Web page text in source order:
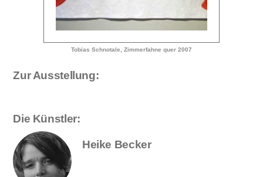
Tobias Schnotale, Zimmerfahne quer 2007
Zur Ausstellung:
Die Künstler:
Heike Becker